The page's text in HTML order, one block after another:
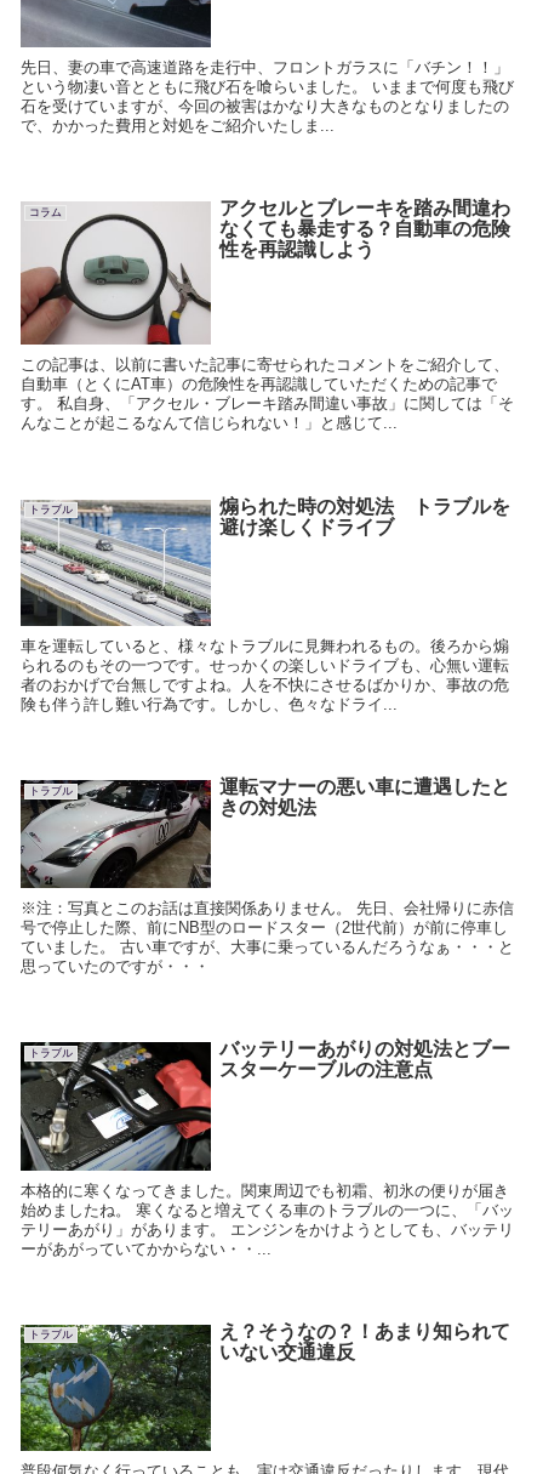
先日、妻の車で高速道路を走行中、フロントガラスに「バチン！！」
という物凄い音とともに飛び石を喰らいました。 いままで何度も飛び
石を受けていますが、今回の被害はかなり大きなものとなりましたの
で、かかった費用と対処をご紹介いたしま...
コラム
アクセルとブレーキを踏み間違わ
なくても暴走する？自動車の危険
性を再認識しよう
この記事は、以前に書いた記事に寄せられたコメントをご紹介して、
自動車（とくにAT車）の危険性を再認識していただくための記事で
す。 私自身、「アクセル・ブレーキ踏み間違い事故」に関しては「そ
んなことが起こるなんて信じられない！」と感じて...
トラブル
煽られた時の対処法 トラブルを
避け楽しくドライブ
車を運転していると、様々なトラブルに見舞われるもの。後ろから煽
られるのもその一つです。せっかくの楽しいドライブも、心無い運転
者のおかげで台無しですよね。人を不快にさせるばかりか、事故の危
険も伴う許し難い行為です。しかし、色々なドライ...
トラブル
運転マナーの悪い車に遭遇したと
きの対処法
※注：写真とこのお話は直接関係ありません。 先日、会社帰りに赤信
号で停止した際、前にNB型のロードスター（2世代前）が前に停車し
ていました。 古い車ですが、大事に乗っているんだろうなぁ・・・と
思っていたのですが・・・
トラブル
バッテリーあがりの対処法とブー
スターケーブルの注意点
本格的に寒くなってきました。関東周辺でも初霜、初氷の便りが届き
始めましたね。 寒くなると増えてくる車のトラブルの一つに、「バッ
テリーあがり」があります。 エンジンをかけようとしても、バッテリ
ーがあがっていてかからない・・...
トラブル
え？そうなの？！あまり知られて
いない交通違反